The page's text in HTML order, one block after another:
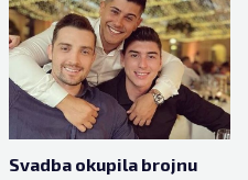
Svadba okupila brojnu